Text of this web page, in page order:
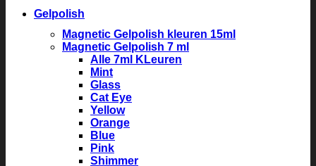
Gelpolish
Magnetic Gelpolish kleuren 15ml
Magnetic Gelpolish 7 ml
Alle 7ml KLeuren
Mint
Glass
Cat Eye
Yellow
Orange
Blue
Pink
Shimmer